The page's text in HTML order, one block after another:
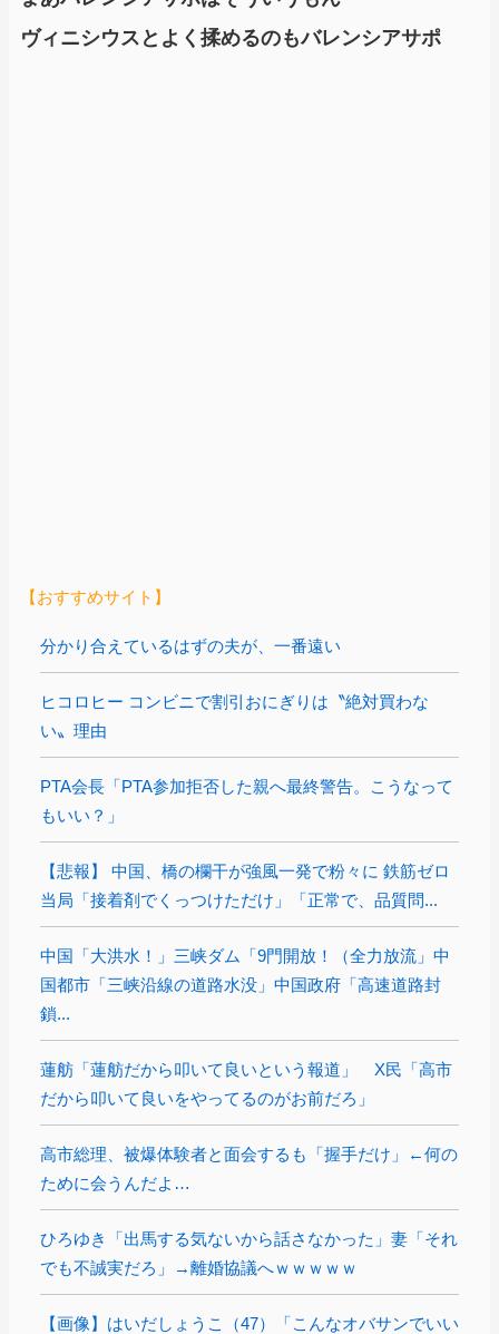
ヴィニシウスとよく揉めるのもバレンシアサポ
【おすすめサイト】
分かり合えているはずの夫が、一番遠い
ヒコロヒー コンビニで割引おにぎりは〝絶対買わな
い〟理由
PTA会長「PTA参加拒否した親へ最終警告。こうなって
もいい？」
【悲報】 中国、橋の欄干が強風一発で粉々に 鉄筋ゼロ
当局「接着剤でくっつけただけ」「正常で、品質問...
中国「大洪水！」三峡ダム「9門開放！（全力放流」中
国都市「三峡沿線の道路水没」中国政府「高速道路封
鎖...
蓮舫「蓮舫だから叩いて良いという報道」 X民「高市
だから叩いて良いをやってるのがお前だろ」
高市総理、被爆体験者と面会するも「握手だけ」←何の
ために会うんだよ…
ひろゆき「出馬する気ないから話さなかった」妻「それ
でも不誠実だろ」→離婚協議へｗｗｗｗｗ
【画像】はいだしょうこ（47）「こんなオバサンでいい